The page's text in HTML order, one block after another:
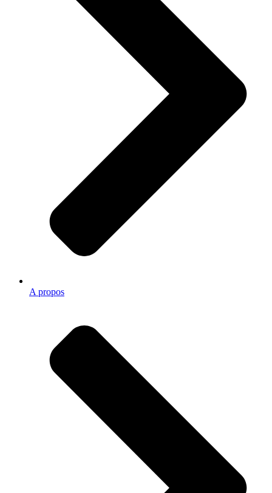
A propos